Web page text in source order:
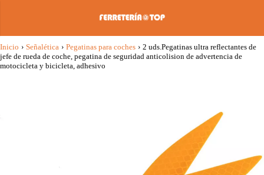
Inicio › Señalética › Pegatinas para coches › 2 uds.Pegatinas ultra reflectantes de
jefe de rueda de coche, pegatina de seguridad anticolision de advertencia de
motocicleta y bicicleta, adhesivo